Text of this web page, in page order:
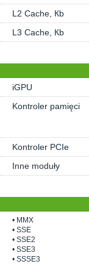
L2 Cache, Кb
L3 Cache, Кb
iGPU
Kontroler pamięci
Kontroler PCIe
Inne moduły
• MMX
• SSE
• SSE2
• SSE3
• SSSE3